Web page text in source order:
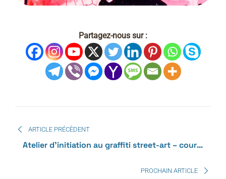
Partagez-nous sur :
ARTICLE PRÉCÈDENT
Atelier d’initiation au graffiti street-art – cours
PROCHAIN ARTICLE